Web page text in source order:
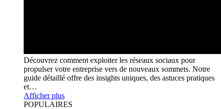
Découvrez comment exploiter les réseaux sociaux pour
propulser votre entreprise vers de nouveaux sommets. Notre
guide détaillé offre des insights uniques, des astuces pratiques
et…
Afficher plus
POPULAIRES